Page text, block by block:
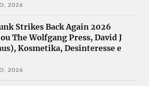
2026
Strikes Back Again 2026
The Wolfgang Press, David J
Kosmetika, Desinteresse e
2026